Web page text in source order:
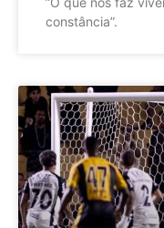
constância”.